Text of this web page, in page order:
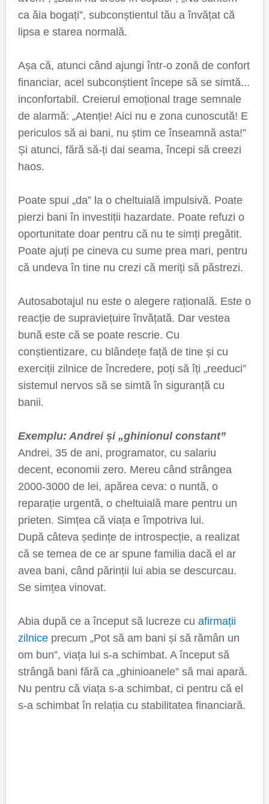
ca ăia bogați”, subconștientul tău a învățat că
lipsa e starea normală.
Așa că, atunci când ajungi într-o zonă de confort
financiar, acel subconștient începe să se simtă...
inconfortabil. Creierul emoțional trage semnale
de alarmă: „Atenție! Aici nu e zona cunoscută! E
periculos să ai bani, nu știm ce înseamnă asta!”
Și atunci, fără să-ți dai seama, începi să creezi
haos.
Poate spui „da” la o cheltuială impulsivă. Poate
pierzi bani în investiții hazardate. Poate refuzi o
oportunitate doar pentru că nu te simți pregătit.
Poate ajuți pe cineva cu sume prea mari, pentru
că undeva în tine nu crezi că meriți să păstrezi.
Autosabotajul nu este o alegere rațională. Este o
reacție de supraviețuire învățată. Dar vestea
bună este că se poate rescrie. Cu
conștientizare, cu blândețe față de tine și cu
exerciții zilnice de încredere, poți să îți „reeduci”
sistemul nervos să se simtă în siguranță cu
banii.
Exemplu: Andrei și „ghinionul constant”
Andrei, 35 de ani, programator, cu salariu
decent, economii zero. Mereu când strângea
2000-3000 de lei, apărea ceva: o nuntă, o
reparație urgentă, o cheltuială mare pentru un
prieten. Simțea că viața e împotriva lui.
După câteva ședințe de introspecție, a realizat
că se temea de ce ar spune familia dacă el ar
avea bani, când părinții lui abia se descurcau.
Se simțea vinovat.
Abia după ce a început să lucreze cu afirmații
zilnice precum „Pot să am bani și să rămân un
om bun”, viața lui s-a schimbat. A început să
strângă bani fără ca „ghinioanele” să mai apară.
Nu pentru că viața s-a schimbat, ci pentru că el
s-a schimbat în relația cu stabilitatea financiară.